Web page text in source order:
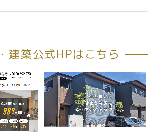
建築公式HPはこちら